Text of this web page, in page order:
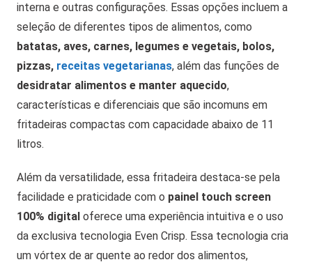
interna e outras configurações. Essas opções incluem a
seleção de diferentes tipos de alimentos, como
batatas, aves, carnes, legumes e vegetais, bolos,
pizzas, receitas vegetarianas, além das funções de
desidratar alimentos e manter aquecido,
características e diferenciais que são incomuns em
fritadeiras compactas com capacidade abaixo de 11
litros.
Além da versatilidade, essa fritadeira destaca-se pela
facilidade e praticidade com o painel touch screen
100% digital oferece uma experiência intuitiva e o uso
da exclusiva tecnologia Even Crisp. Essa tecnologia cria
um vórtex de ar quente ao redor dos alimentos,